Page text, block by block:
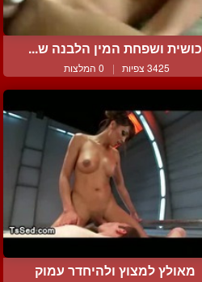
כושית ושפחת המין הלבנה ש...
3425 צפיות | 0 המלצות
מאולץ למצוץ ולהיחדר עמוק